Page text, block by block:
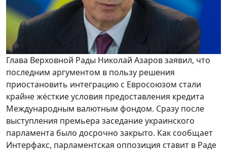
Глава Верховной Рады Николай Азаров заявил, что
последним аргументом в пользу решения
приостановить интеграцию с Евросоюзом стали
крайне жёсткие условия предоставления кредита
Международным валютным фондом. Сразу после
выступления премьера заседание украинского
парламента было досрочно закрыто. Как сообщает
Интерфакс, парламентская оппозиция ставит в Раде